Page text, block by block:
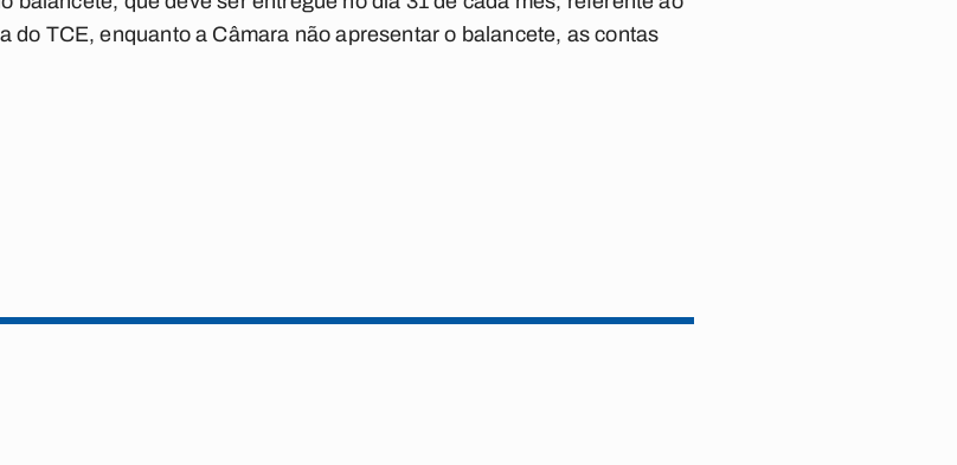
do TCE, enquanto a Câmara não apresentar o balancete, as contas